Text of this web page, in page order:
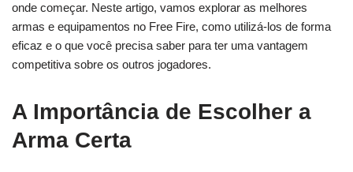
onde começar. Neste artigo, vamos explorar as melhores
armas e equipamentos no Free Fire, como utilizá-los de forma
eficaz e o que você precisa saber para ter uma vantagem
competitiva sobre os outros jogadores.
A Importância de Escolher a
Arma Certa